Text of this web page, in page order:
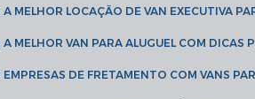
A MELHOR LOCAÇÃO DE VAN EXECUTIVA
A MELHOR VAN PARA ALUGUEL COM DICAS
EMPRESAS DE FRETAMENTO COM VANS